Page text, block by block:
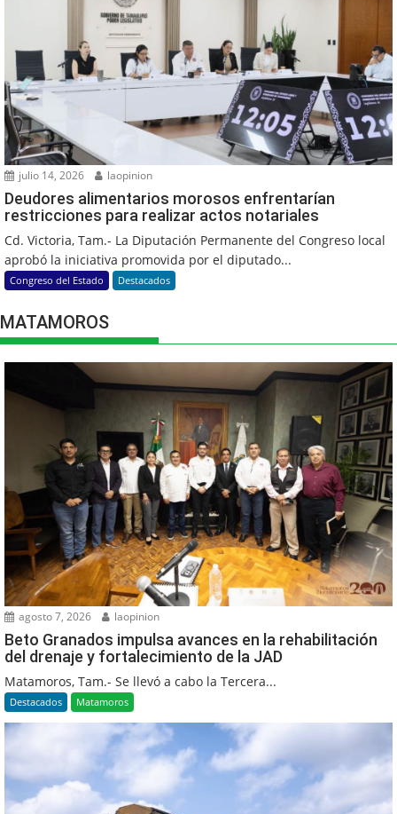
julio 14, 2026 laopinion
Deudores alimentarios morosos enfrentarían
restricciones para realizar actos notariales
Cd. Victoria, Tam.- La Diputación Permanente del Congreso local
aprobó la iniciativa promovida por el diputado...
Congreso del Estado Destacados
MATAMOROS
agosto 7, 2026 laopinion
Beto Granados impulsa avances en la rehabilitación
del drenaje y fortalecimiento de la JAD
Matamoros, Tam.- Se llevó a cabo la Tercera...
Destacados Matamoros